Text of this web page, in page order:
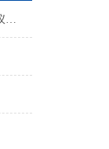
土壤检测仪器多少钱-土壤检测仪器多少钱